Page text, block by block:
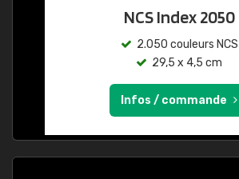
NCS Index 2050
2.050 couleurs NCS
29,5 x 4,5 cm
Infos / commande